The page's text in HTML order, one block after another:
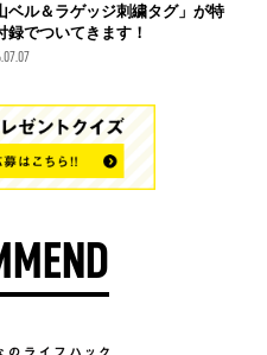
ベル＆ラゲッジ刺繍タグ」が特
録でついてきます！